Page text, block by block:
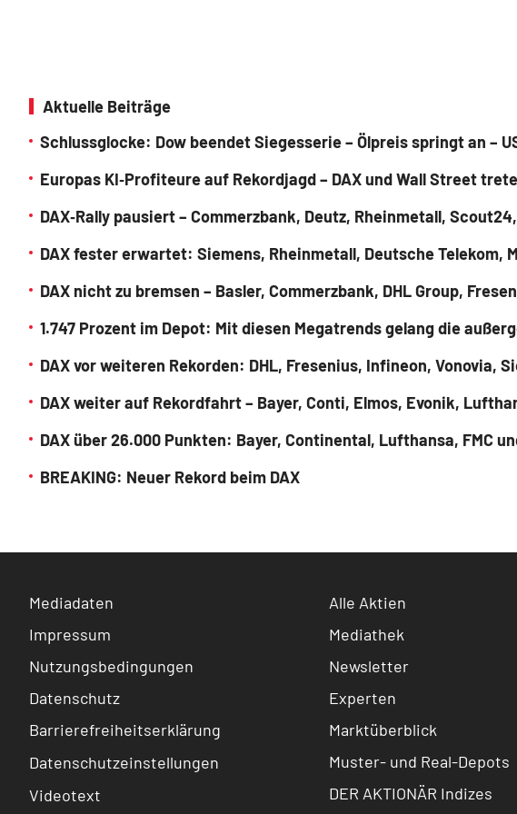
Aktuelle Beiträge
Schlussglocke: Dow beendet Siegesserie – Ölpreis springt an –
Europas KI‑Profiteure auf Rekordjagd – DAX und Wall Street
DAX‑Rally pausiert – Commerzbank, Deutz, Rheinmetall,
DAX fester erwartet: Siemens, Rheinmetall, Deutsche Telekom,
DAX nicht zu bremsen – Basler, Commerzbank, DHL Group,
1.747 Prozent im Depot: Mit diesen Megatrends gelang die
DAX vor weiteren Rekorden: DHL, Fresenius, Infineon, Vonovia,
DAX weiter auf Rekordfahrt – Bayer, Conti, Elmos, Evonik,
DAX über 26.000 Punkten: Bayer, Continental, Lufthansa, FMC
BREAKING: Neuer Rekord beim DAX
Mediadaten
Impressum
Nutzungsbedingungen
Datenschutz
Barrierefreiheitserklärung
Datenschutzeinstellungen
Videotext
Alle Aktien
Mediathek
Newsletter
Experten
Marktüberblick
Muster- und Real-Depots
DER AKTIONÄR Indizes